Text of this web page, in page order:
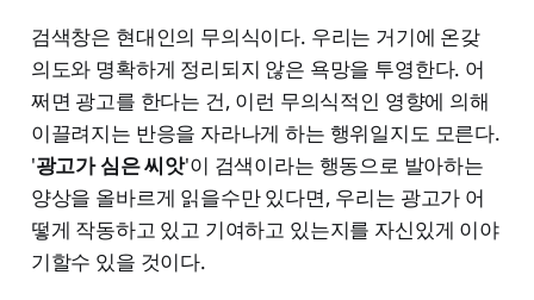
검색창은 현대인의 무의식이다. 우리는 거기에 온갖
의도와 명확하게 정리되지 않은 욕망을 투영한다. 어
쩌면 광고를 한다는 건, 이런 무의식적인 영향에 의해
이끌려지는 반응을 자라나게 하는 행위일지도 모른다.
'광고가 심은 씨앗'이 검색이라는 행동으로 발아하는
양상을 올바르게 읽을수만 있다면, 우리는 광고가 어
떻게 작동하고 있고 기여하고 있는지를 자신있게 이야
기할수 있을 것이다.